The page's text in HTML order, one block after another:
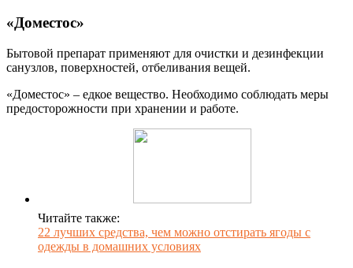
«Доместос»
Бытовой препарат применяют для очистки и дезинфекции
санузлов, поверхностей, отбеливания вещей.
«Доместос» – едкое вещество. Необходимо соблюдать меры
предосторожности при хранении и работе.
Читайте также:
22 лучших средства, чем можно отстирать ягоды с
одежды в домашних условиях